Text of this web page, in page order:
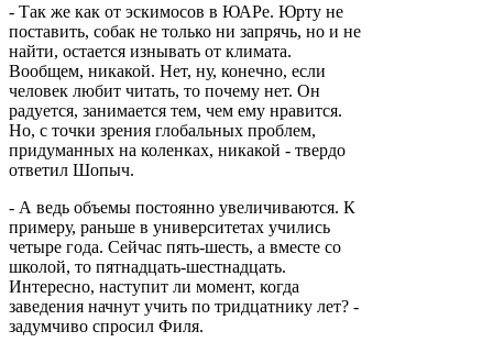
- Так же как от эскимосов в ЮАРе. Юрту не
поставить, собак не только ни запрячь, но и не
найти, остается изнывать от климата.
Вообщем, никакой. Нет, ну, конечно, если
человек любит читать, то почему нет. Он
радуется, занимается тем, чем ему нравится.
Но, с точки зрения глобальных проблем,
придуманных на коленках, никакой - твердо
ответил Шопыч.
- А ведь объемы постоянно увеличиваются. К
примеру, раньше в университетах учились
четыре года. Сейчас пять-шесть, а вместе со
школой, то пятнадцать-шестнадцать.
Интересно, наступит ли момент, когда
заведения начнут учить по тридцатнику лет? -
задумчиво спросил Филя.